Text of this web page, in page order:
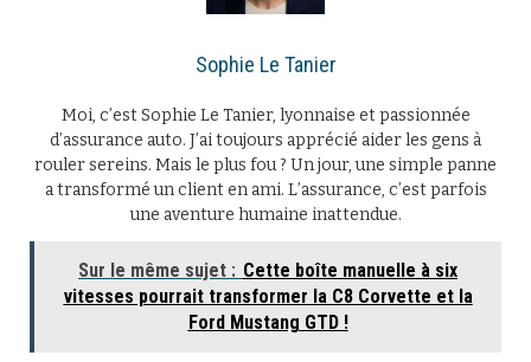
Sophie Le Tanier
Moi, c’est Sophie Le Tanier, lyonnaise et passionnée
d’assurance auto. J’ai toujours apprécié aider les gens à
rouler sereins. Mais le plus fou ? Un jour, une simple panne
a transformé un client en ami. L’assurance, c’est parfois
une aventure humaine inattendue.
Sur le même sujet : Cette boîte manuelle à six
vitesses pourrait transformer la C8 Corvette et la
Ford Mustang GTD !